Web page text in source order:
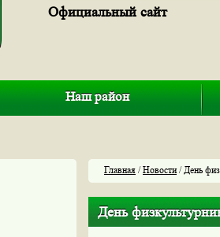
Официальный сайт
Наш район
Главная /Новости/ День
День